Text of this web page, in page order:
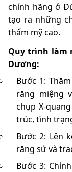
chính hãng ở
tạo ra những
thẩm mỹ cao.
Quy trình làm
Dương:
Bước 1:
răng miệng
chụp X-
trúc, tình
Bước 2: Lên
răng sứ và
Bước 3: